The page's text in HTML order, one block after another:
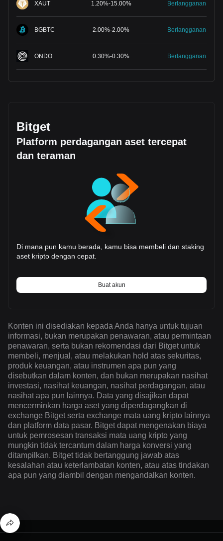
XAUT 1.20%-15.00% Berlangganan
BGBTC 2.00%-2.00% Berlangganan
ONDO 0.30%-0.30% Berlangganan
Bitget
Platform perdagangan aset tercepat
dan teraman
Di mana pun kamu berada, kamu bisa membeli dan staking
aset kripto dengan cepat.
Buat akun
Konten ini disediakan kepada Anda hanya untuk tujuan
informasi, bukan merupakan penawaran, atau permintaan
penawaran, serta bukan rekomendasi dari Bitget untuk
membeli, menjual, atau melakukan hold atas sekuritas,
produk keuangan, atau instrumen apa pun yang
disebutkan dalam konten, dan bukan merupakan nasihat
investasi, nasihat keuangan, nasihat perdagangan, atau
nasihat apa pun lainnya. Data yang disajikan dapat
mencerminkan harga aset yang diperdagangkan di
exchange Bitget serta exchange mata uang kripto lainnya
dan platform data pasar. Bitget dapat mengenakan biaya
untuk pemrosesan transaksi mata uang kripto yang
mungkin tidak tercantum dalam harga konversi yang
ditampilkan. Bitget tidak bertanggung jawab atas
kesalahan atau keterlambatan konten, atau atas tindakan
apa pun yang diambil dengan mengandalkan konten.